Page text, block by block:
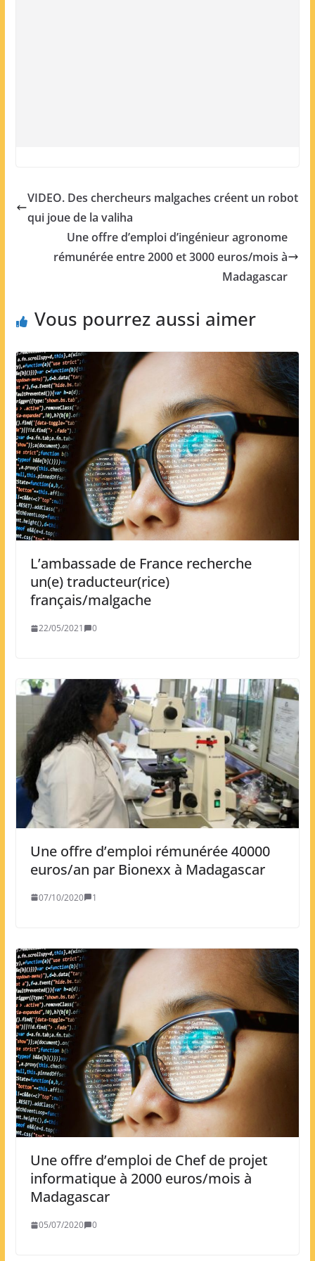
VIDEO. Des chercheurs malgaches créent un robot
qui joue de la valiha
Une offre d’emploi d’ingénieur agronome
rémunérée entre 2000 et 3000 euros/mois à
Madagascar
Vous pourrez aussi aimer
L’ambassade de France recherche
un(e) traducteur(rice)
français/malgache
22/05/2021 0
Une offre d’emploi rémunérée 40000
euros/an par Bionexx à Madagascar
07/10/2020 1
Une offre d’emploi de Chef de projet
informatique à 2000 euros/mois à
Madagascar
05/07/2020 0